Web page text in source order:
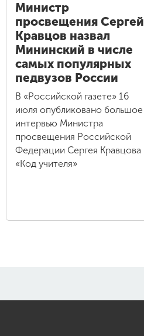
Министр
просвещения Сергей
Кравцов назвал
Мининский в числе
самых популярных
педвузов России
В «Российской газете» 16
июля опубликовано большое
интервью Министра
просвещения Российской
Федерации Сергея Кравцова
«Код учителя»